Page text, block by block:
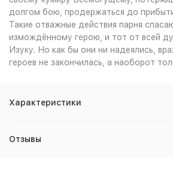
долгом бою, продержаться до
Такие отважные действия парня
измождённому герою, и тот от всей
Изуку. Но как бы они ни надеялись,
героев не закончилась, а наоборот
Характеристики
Отзывы